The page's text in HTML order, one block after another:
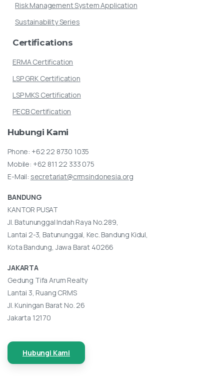
Risk Management System Application
Sustainability Series
Certifications
ERMA Certification
LSP GRK Certification
LSP MKS Certification
PECB Certification
Hubungi Kami
Phone: +62 22 8730 1035
Mobile: +62 811 22 333 075
E-Mail: secretariat@crmsindonesia.org
BANDUNG
KANTOR PUSAT
Jl. Batununggal Indah Raya No.289,
Lantai 2-3, Batununggal, Kec. Bandung Kidul,
Kota Bandung, Jawa Barat 40266
JAKARTA
Gedung Tifa Arum Realty
Lantai 3, Ruang CRMS
Jl. Kuningan Barat No. 26
Jakarta 12170
Hubungi Kami